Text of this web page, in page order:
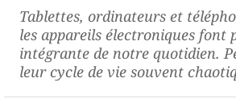
Tablettes, ordinateurs et
les appareils électroniques font
intégrante de notre quotidien.
leur cycle de vie souvent